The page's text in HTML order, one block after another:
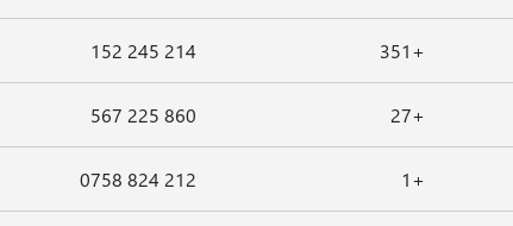
+351
214 245 152
+27
860 225 567
+1
212 824 0758